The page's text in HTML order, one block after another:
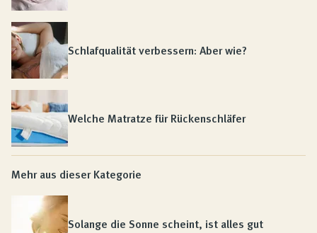
Schlafqualität verbessern: Aber wie?
Welche Matratze für Rückenschläfer
Mehr aus dieser Kategorie
Solange die Sonne scheint, ist alles gut